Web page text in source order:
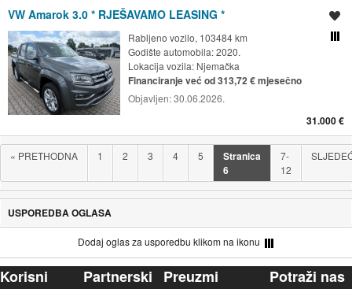
VW Amarok 3.0 * RJEŠAVAMO LEASING *
Rabljeno vozilo, 103484 km
Godište automobila: 2020.
Lokacija vozila: Njemačka
Financiranje već od 313,72 € mjesečno
Objavljen:30.06.2026.
31.000 €
« PRETHODNA 1 2 3 4 5
Stranica
6
7-
12
USPOREDBA OGLASA
Dodaj oglas za usporedbu klikom na ikonu
Korisni
Partnerski
Preuzmi
Potraži nas